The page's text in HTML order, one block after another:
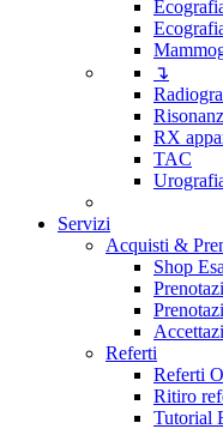
↴
RX
TAC
Servizi
Acquisti &
Shop
Referti
Referti
Ritiro
Tutorial